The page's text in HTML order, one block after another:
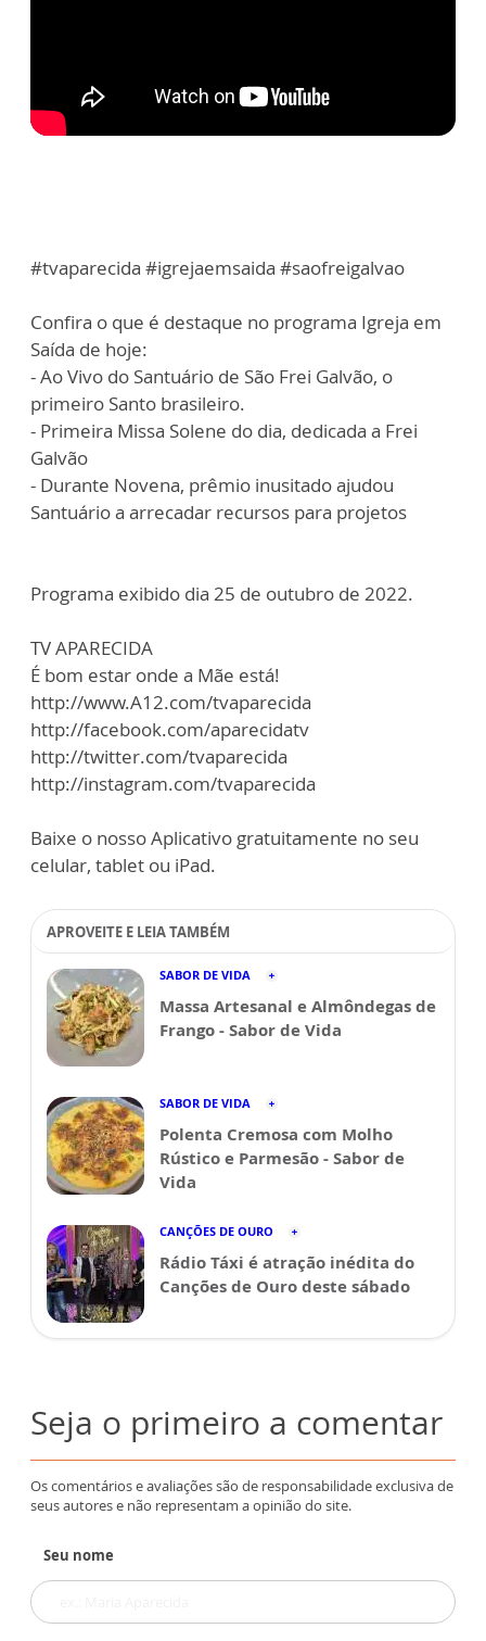
#tvaparecida #igrejaemsaida #saofreigalvao
Confira o que é destaque no programa Igreja em
Saída de hoje:
- Ao Vivo do Santuário de São Frei Galvão, o
primeiro Santo brasileiro.
- Primeira Missa Solene do dia, dedicada a Frei
Galvão
- Durante Novena, prêmio inusitado ajudou
Santuário a arrecadar recursos para projetos
Programa exibido dia 25 de outubro de 2022.
TV APARECIDA
É bom estar onde a Mãe está!
http://www.A12.com/tvaparecida
http://facebook.com/aparecidatv
http://twitter.com/tvaparecida
http://instagram.com/tvaparecida
Baixe o nosso Aplicativo gratuitamente no seu
celular, tablet ou iPad.
APROVEITE E LEIA TAMBÉM
SABOR DE VIDA
Massa Artesanal e Almôndegas de
Frango - Sabor de Vida
SABOR DE VIDA
Polenta Cremosa com Molho
Rústico e Parmesão - Sabor de
Vida
CANÇÕES DE OURO
Rádio Táxi é atração inédita do
Canções de Ouro deste sábado
Seja o primeiro a comentar
Os comentários e avaliações são de responsabilidade exclusiva de
seus autores e não representam a opinião do site.
Seu nome